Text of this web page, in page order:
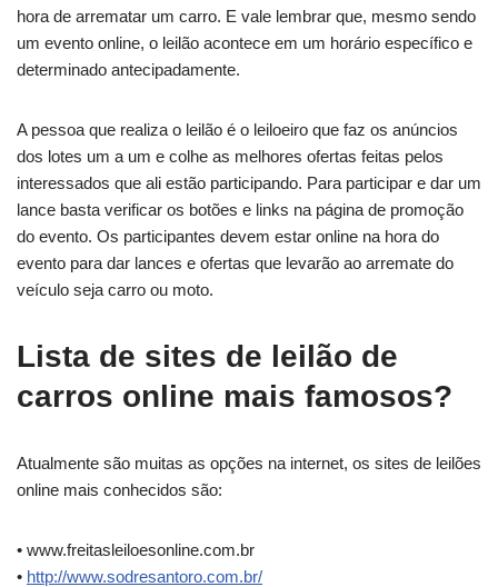
hora de arrematar um carro. E vale lembrar que, mesmo sendo
um evento online, o leilão acontece em um horário específico e
determinado antecipadamente.
A pessoa que realiza o leilão é o leiloeiro que faz os anúncios
dos lotes um a um e colhe as melhores ofertas feitas pelos
interessados que ali estão participando. Para participar e dar um
lance basta verificar os botões e links na página de promoção
do evento. Os participantes devem estar online na hora do
evento para dar lances e ofertas que levarão ao arremate do
veículo seja carro ou moto.
Lista de sites de leilão de
carros online mais famosos?
Atualmente são muitas as opções na internet, os sites de leilões
online mais conhecidos são:
• www.freitasleiloesonline.com.br
• http://www.sodresantoro.com.br/